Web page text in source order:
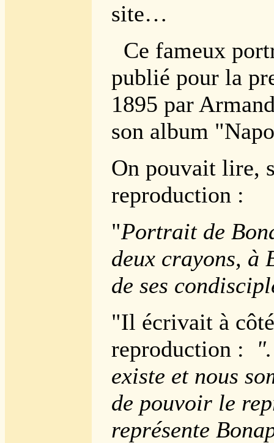
site…
Ce fameux
publié pour la
1895 par
son album
On pouvait lire,
reproduction :
"Portrait de
deux crayons, à
de ses
"Il écrivait à
reproduction :
existe et nous
de pouvoir le
représente